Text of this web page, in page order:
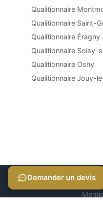
Qualitionnaire
Qualitionnaire Saint-
Qualitionnaire Éragny
Qualitionnaire
Qualitionnaire Osny
Qualitionnaire Jouy-
© 2026
Demander un devis
Demander un devis